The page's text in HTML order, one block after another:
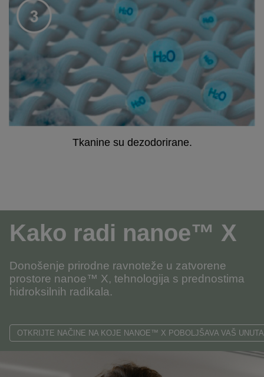
Tkanine su dezodorirane.
Kako radi nanoe™ X
Donošenje prirodne ravnoteže u zatvorene
prostore nanoe™ X, tehnologija s prednostima
hidroksilnih radikala.
OTKRIJTE NAČINE NA KOJE NANOE™ X POBOLJŠAVA VAŠ